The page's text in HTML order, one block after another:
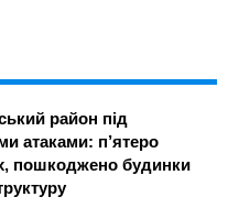
район під
атаками: п’ятеро
пошкоджено будинки